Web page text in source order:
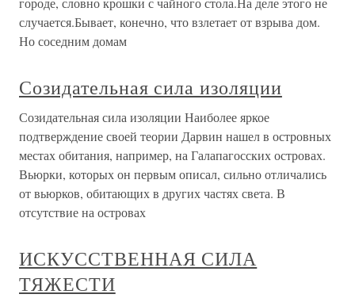
случается.Бывает, конечно, что взлетает от взрыва дом.
Но соседним домам
Созидательная сила изоляции
Созидательная сила изоляции Наиболее яркое
подтверждение своей теории Дарвин нашел в островных
местах обитания, например, на Галапагосских островах.
Вьюрки, которых он первым описал, сильно отличались
от вьюрков, обитающих в других частях света. В
отсутствие на островах
ИСКУССТВЕННАЯ СИЛА
ТЯЖЕСТИ